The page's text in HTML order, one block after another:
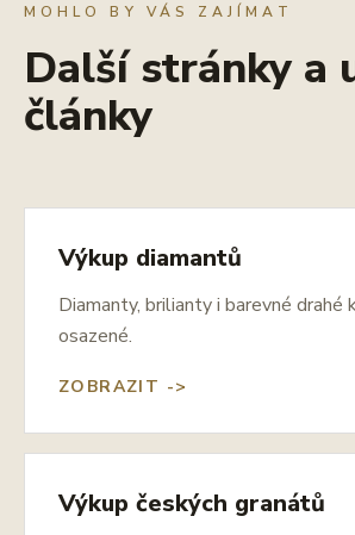
MOHLO BY VÁS ZAJÍMAT
Další stránky a
články
Výkup diamantů
Diamanty, brilianty i barevné drahé
osazené.
ZOBRAZIT ->
Výkup českých granátů